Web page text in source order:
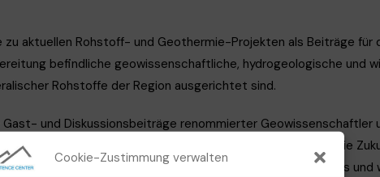
Cookie-Zustimmung verwalten
aktuellen Rohstoff- und Geothermie-Projekten als Beiträge für
befindliche geowissenschaftliche, hydrogeologische und
Rohstoffe der Region ausgerichtet sind.
und Diskussionsbeiträge renommierter Geowissenschaftler
auf mögliche Entwicklungen der Region und Chancen für die
Transformationsprozesse im Sinne des Strukturwandels und